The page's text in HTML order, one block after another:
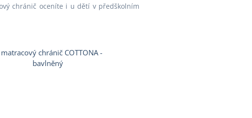
chránič oceníte i u dětí v předškolním